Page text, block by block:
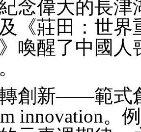
念偉大的長津
《莊田：世界
喚醒了中國人
創新——範式
innovation。